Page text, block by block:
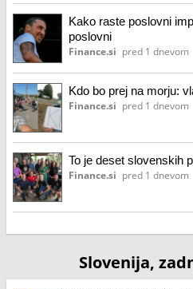
Kako raste poslovni
poslovni
Finance.si pred 1 dnevom
Kdo bo prej na morju:
Finance.si pred 1 dnevom
To je deset slovenskih
Finance.si pred 1 dnevom
Slovenija,